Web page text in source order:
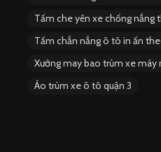
Tấm che yên xe chống nắng
Tấm chắn nắng ô tô in ấn
Xưởng may bao trùm xe máy
Áo trùm xe ô tô quận 3